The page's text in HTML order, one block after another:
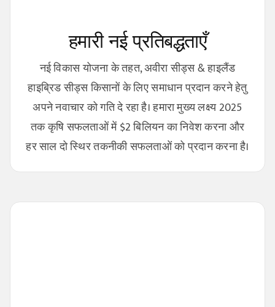
हमारी नई प्रतिबद्धताएँ
नई विकास योजना के तहत, अवीरा सीड्स & हाइलैंड
हाइब्रिड सीड्स किसानों के लिए समाधान प्रदान करने हेतु
अपने नवाचार को गति दे रहा है। हमारा मुख्य लक्ष्य 2025
तक कृषि सफलताओं में $2 बिलियन का निवेश करना और
हर साल दो स्थिर तकनीकी सफलताओं को प्रदान करना है।